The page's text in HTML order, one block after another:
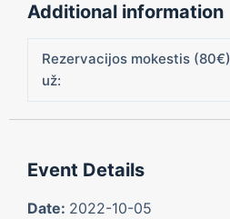
Additional information
Rezervacijos mokestis (80€)
už:
Event Details
Date: 2022-10-05